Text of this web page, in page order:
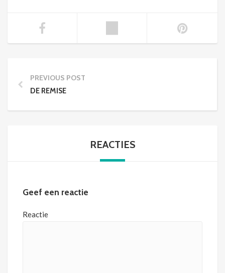
PREVIOUS POST
DE REMISE
REACTIES
Geef een reactie
Reactie